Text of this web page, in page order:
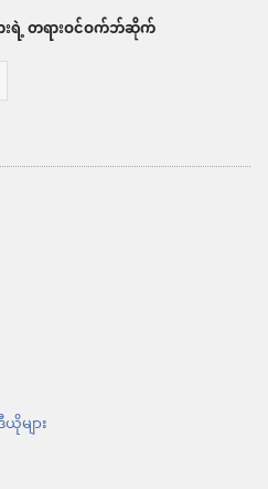
များ
ကို
းရဲ့ တရားဝင်ဝက်ဘ်ဆိုက်
များ